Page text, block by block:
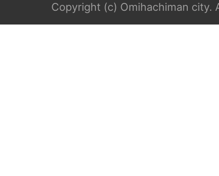
Copyright (c) Omihachiman city.